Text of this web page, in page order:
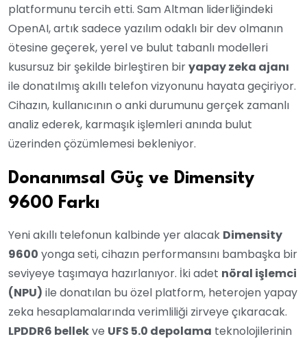
platformunu tercih etti. Sam Altman liderliğindeki
OpenAI, artık sadece yazılım odaklı bir dev olmanın
ötesine geçerek, yerel ve bulut tabanlı modelleri
kusursuz bir şekilde birleştiren biryapay zeka ajanı
ile donatılmış akıllı telefon vizyonunu hayata geçiriyor.
Cihazın, kullanıcının o anki durumunu gerçek zamanlı
analiz ederek, karmaşık işlemleri anında bulut
üzerinden çözümlemesi bekleniyor.
Donanımsal Güç ve Dimensity
9600 Farkı
Yeni akıllı telefonun kalbinde yer alacak Dimensity
9600 yonga seti, cihazın performansını bambaşka bir
seviyeye taşımaya hazırlanıyor. İki adet nöral işlemci
(NPU) ile donatılan bu özel platform, heterojen yapay
zeka hesaplamalarında verimliliği zirveye çıkaracak.
LPDDR6 bellekve UFS 5.0 depolama teknolojilerinin